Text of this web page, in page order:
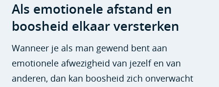
Als emotionele afstand en
boosheid elkaar versterken
Wanneer je als man gewend bent aan
emotionele afwezigheid van jezelf en van
anderen, dan kan boosheid zich onverwacht